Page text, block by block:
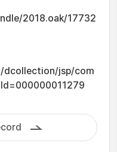
2018.oak/17732
dcollection/jsp/com